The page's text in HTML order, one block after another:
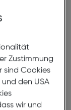
Zustimmung
sind Cookies
den USA
wir und